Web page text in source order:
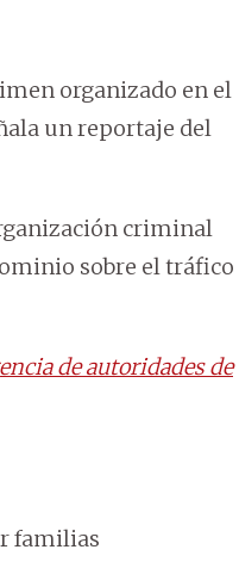
organizado en el
un reportaje del
criminal
sobre el tráfico
de autoridades de
familias